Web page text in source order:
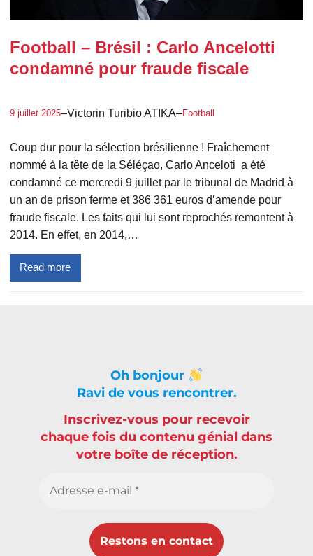
Football – Brésil : Carlo Ancelotti
condamné pour fraude fiscale
9 juillet 2025–Victorin Turibio ATIKA–Football
Coup dur pour la sélection brésilienne ! Fraîchement
nommé à la tête de la Séléçao, Carlo Anceloti a été
condamné ce mercredi 9 juillet par le tribunal de Madrid à
un an de prison ferme et 386 361 euros d’amende pour
fraude fiscale. Les faits qui lui sont reprochés remontent à
2014. En effet, en 2014,…
Read more
Oh bonjour
Ravi de vous rencontrer.
Inscrivez-vous pour recevoir
chaque fois du contenu génial dans
votre boîte de réception.